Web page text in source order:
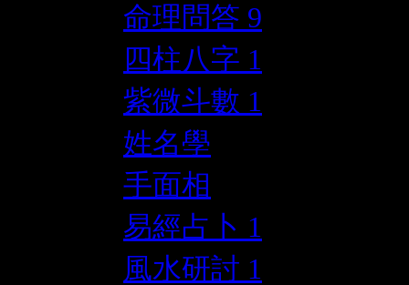
命理問答 9
四柱八字 1
紫微斗數 1
姓名學
手面相
易經占卜 1
風水研討 1